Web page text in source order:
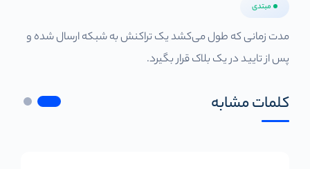
مبتدی
مدت زمانی که طول می‌کشد یک تراکنش به شبکه ارسال شده و
پس از تایید در یک بلاک قرار بگیرد.
کلمات مشابه